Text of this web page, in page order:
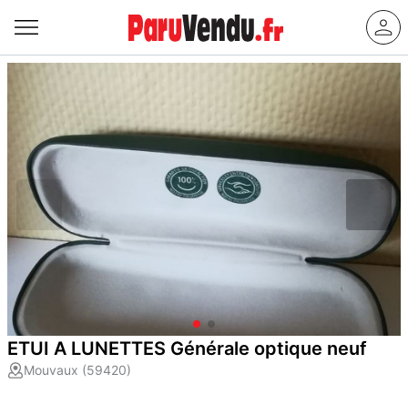
ETUI A LUNETTES Générale optique neuf
Mouvaux (59420)